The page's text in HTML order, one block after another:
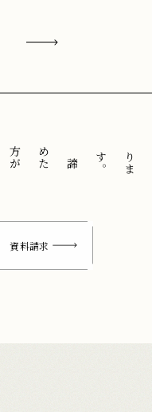
。
「
諦
め
た
方
が
い
い
の
か
な
」
資料請求